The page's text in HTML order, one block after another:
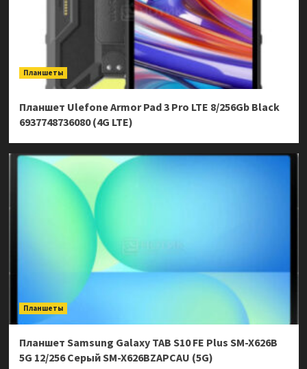
Планшеты
Планшет Ulefone Armor Pad 3 Pro LTE 8/256Gb Black
6937748736080 (4G LTE)
Планшеты
Планшет Samsung Galaxy TAB S10 FE Plus SM-X626B
5G 12/256 Серый SM-X626BZAPCAU (5G)